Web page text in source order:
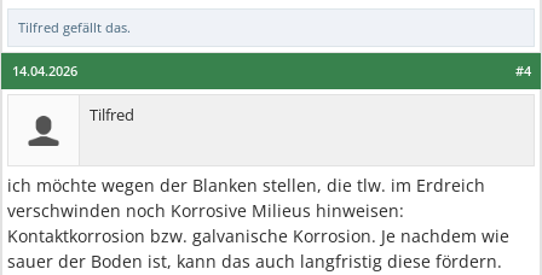
Tilfred gefällt das.
#4
14.04.2026
Tilfred
ich möchte wegen der Blanken stellen, die tlw. im Erdreich
verschwinden noch Korrosive Milieus hinweisen:
Kontaktkorrosion bzw. galvanische Korrosion. Je nachdem wie
sauer der Boden ist, kann das auch langfristig diese fördern.